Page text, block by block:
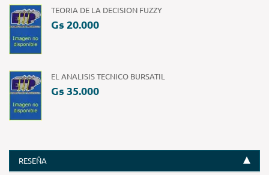
TEORIA DE LA DECISION FUZZY
Gs 20.000
EL ANALISIS TECNICO BURSATIL
Gs 35.000
RESEÑA